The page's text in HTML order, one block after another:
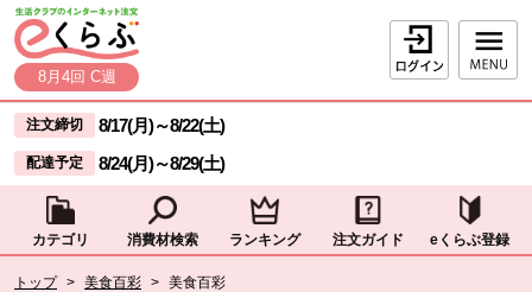
ページの先頭です。
本文へジャンプする。
8月4回 C週
ログイン
ここからサイト内共通メニューです。
サイト内共通メニューをスキップする
注文締切 8/17(月)～8/22(土)
配達予定 8/24(月)～8/29(土)
カテゴリ 消費材検索 ランキング 注文ガイド eくらぶ登録
トップ > 美食百彩 > 美食百彩